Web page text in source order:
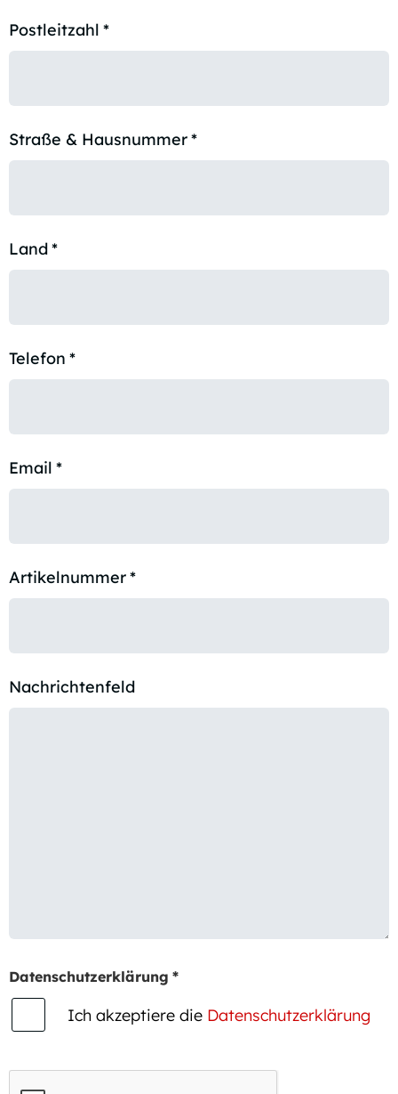
Postleitzahl *
Straße & Hausnummer*
Land*
Telefon *
Email *
Artikelnummer*
Nachrichtenfeld
Datenschutzerklärung *
Ich akzeptiere die Datenschutzerklärung